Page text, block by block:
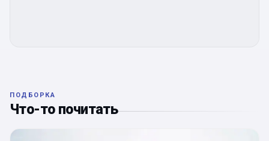
ПОДБОРКА
Что-то почитать